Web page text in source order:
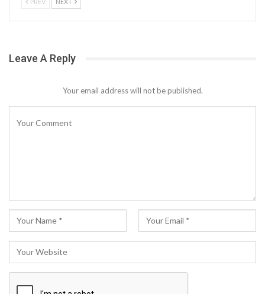
Leave A Reply
Your email address will not be published.